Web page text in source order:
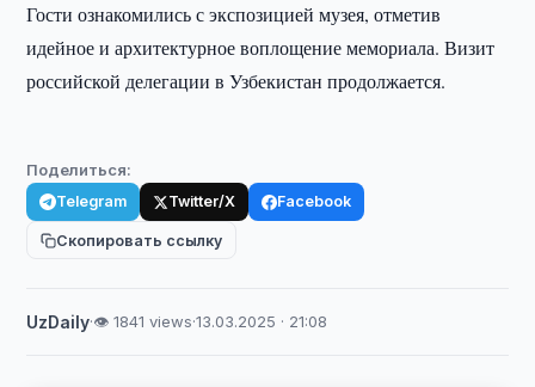
Гости ознакомились с экспозицией музея, отметив
идейное и архитектурное воплощение мемориала. Визит
российской делегации в Узбекистан продолжается.
Поделиться:
Telegram Twitter/X Facebook
Скопировать ссылку
UzDaily·👁 1841 views·13.03.2025 · 21:08